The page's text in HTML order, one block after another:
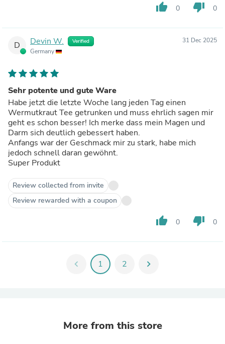
thumb_up 0 thumb_down 0
D Devin W. Verified
Germany
31 Dec 2025
Sehr potente und gute Ware
Habe jetzt die letzte Woche lang jeden Tag einen
Wermutkraut Tee getrunken und muss ehrlich sagen mir
geht es schon besser! Ich merke dass mein Magen und
Darm sich deutlich gebessert haben.
Anfangs war der Geschmack mir zu stark, habe mich
jedoch schnell daran gewöhnt.
Super Produkt
Review collected from invite
Review rewarded with a coupon
thumb_up 0 thumb_down 0
chevron_left 1 2 chevron_right
More from this store